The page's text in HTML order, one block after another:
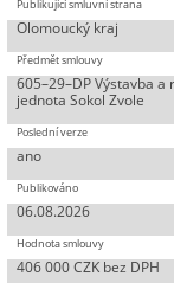
Olomoucký kraj
605–29–DP Výstavba
jednota Sokol Zvole
ano
06.08.2026
406 000 CZK bez DPH